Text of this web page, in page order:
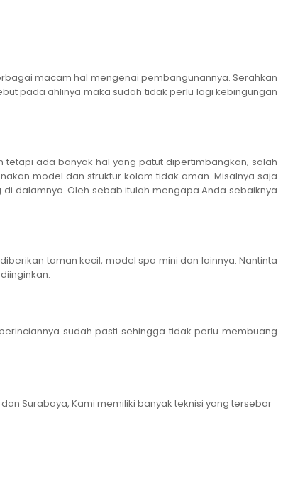
macam hal mengenai pembangunannya. Serahkan
pada ahlinya maka sudah tidak perlu lagi kebingungan
ada banyak hal yang patut dipertimbangkan, salah
model dan struktur kolam tidak aman. Misalnya saja
dalamnya. Oleh sebab itulah mengapa Anda sebaiknya
taman kecil, model spa mini dan lainnya. Nantinta
sudah pasti sehingga tidak perlu membuang
Surabaya, Kami memiliki banyak teknisi yang tersebar